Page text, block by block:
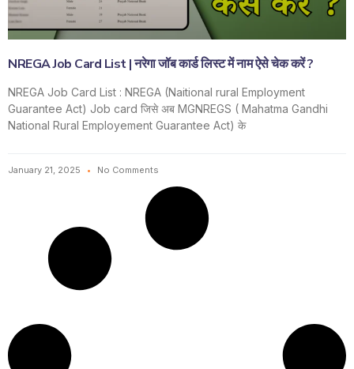
NREGA Job Card List | नरेगा जॉब कार्ड लिस्ट में नाम ऐसे चेक करें ?
NREGA Job Card List : NREGA (Naitional rural Employment
Guarantee Act) Job card जिसे अब MGNREGS ( Mahatma Gandhi
National Rural Employement Guarantee Act) के
January 21, 2025 No Comments